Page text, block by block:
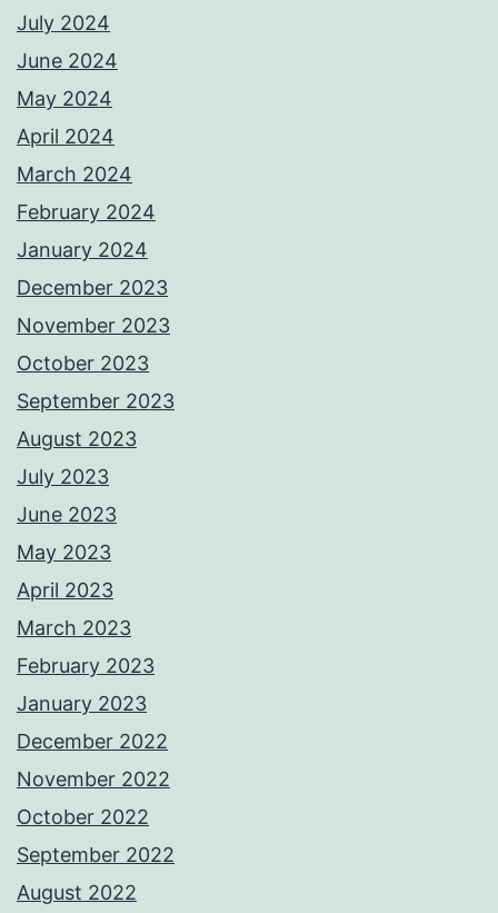
July 2024
June 2024
May 2024
April 2024
March 2024
February 2024
January 2024
December 2023
November 2023
October 2023
September 2023
August 2023
July 2023
June 2023
May 2023
April 2023
March 2023
February 2023
January 2023
December 2022
November 2022
October 2022
September 2022
August 2022